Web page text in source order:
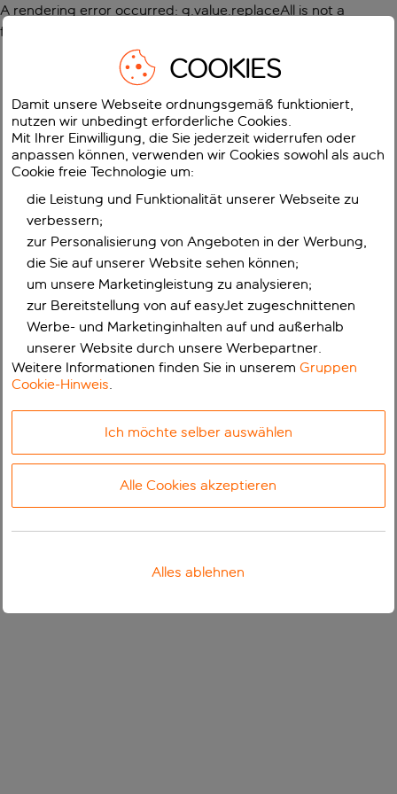
A rendering error occurred: g.value.replaceAll is not a
function
COOKIES
Damit unsere Webseite ordnungsgemäß funktioniert,
nutzen wir unbedingt erforderliche Cookies.
Mit Ihrer Einwilligung, die Sie jederzeit widerrufen oder
anpassen können, verwenden wir Cookies sowohl als auch
Cookie freie Technologie um:
die Leistung und Funktionalität unserer Webseite zu
verbessern;
zur Personalisierung von Angeboten in der Werbung,
die Sie auf unserer Website sehen können;
um unsere Marketingleistung zu analysieren;
zur Bereitstellung von auf easyJet zugeschnittenen
Werbe- und Marketinginhalten auf und außerhalb
unserer Website durch unsere Werbepartner.
Weitere Informationen finden Sie in unseremGruppen
Cookie-Hinweis.
Ich möchte selber auswählen
Alle Cookies akzeptieren
Alles ablehnen